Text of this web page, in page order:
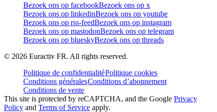
Bezoek ons op facebookBezoek ons op x
Bezoek ons op linkedinBezoek ons op youtube
Bezoek ons op rss-feedBezoek ons op instagram
Bezoek ons op mastodonBezoek ons op telegram
Bezoek ons op blueskyBezoek ons op threads
© 2026 Euractiv FR. All rights reserved.
Politique de confidentialitéPolitique cookies
Conditions généralesConditions d’abonnement
Conditions de vente
This site is protected by reCAPTCHA, and the Google Privacy
Policy and Terms of Service apply.